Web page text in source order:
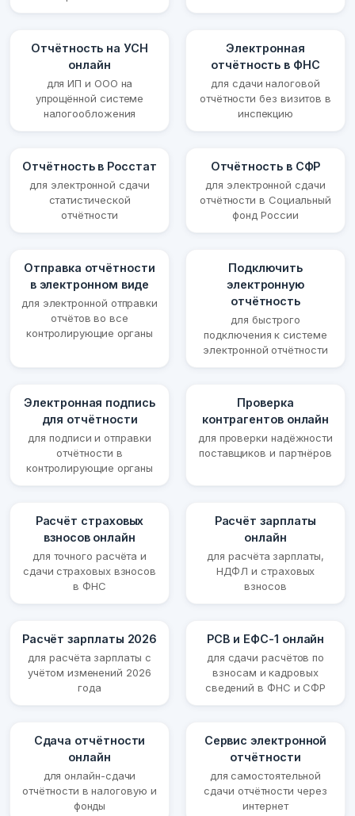
Отчётность на УСН
онлайн
для ИП и ООО на
упрощённой системе
налогообложения
Электронная
отчётность в ФНС
для сдачи налоговой
отчётности без визитов в
инспекцию
Отчётность в Росстат
для электронной сдачи
статистической
отчётности
Отчётность в СФР
для электронной сдачи
отчётности в Социальный
фонд России
Отправка отчётности
в электронном виде
для электронной отправки
отчётов во все
контролирующие органы
Подключить
электронную
отчётность
для быстрого
подключения к системе
электронной отчётности
Электронная подпись
для отчётности
для подписи и отправки
отчётности в
контролирующие органы
Проверка
контрагентов онлайн
для проверки надёжности
поставщиков и партнёров
Расчёт страховых
взносов онлайн
для точного расчёта и
сдачи страховых взносов
в ФНС
Расчёт зарплаты
онлайн
для расчёта зарплаты,
НДФЛ и страховых
взносов
Расчёт зарплаты 2026
для расчёта зарплаты с
учётом изменений 2026
года
РСВ и ЕФС-1 онлайн
для сдачи расчётов по
взносам и кадровых
сведений в ФНС и СФР
Сдача отчётности
онлайн
для онлайн-сдачи
отчётности в налоговую и
фонды
Сервис электронной
отчётности
для самостоятельной
сдачи отчётности через
интернет